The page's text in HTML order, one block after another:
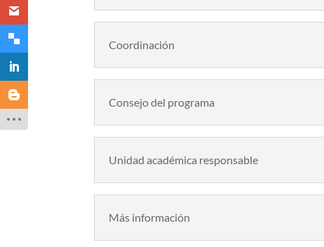
Coordinación
Consejo del programa
Unidad académica responsable
Más información